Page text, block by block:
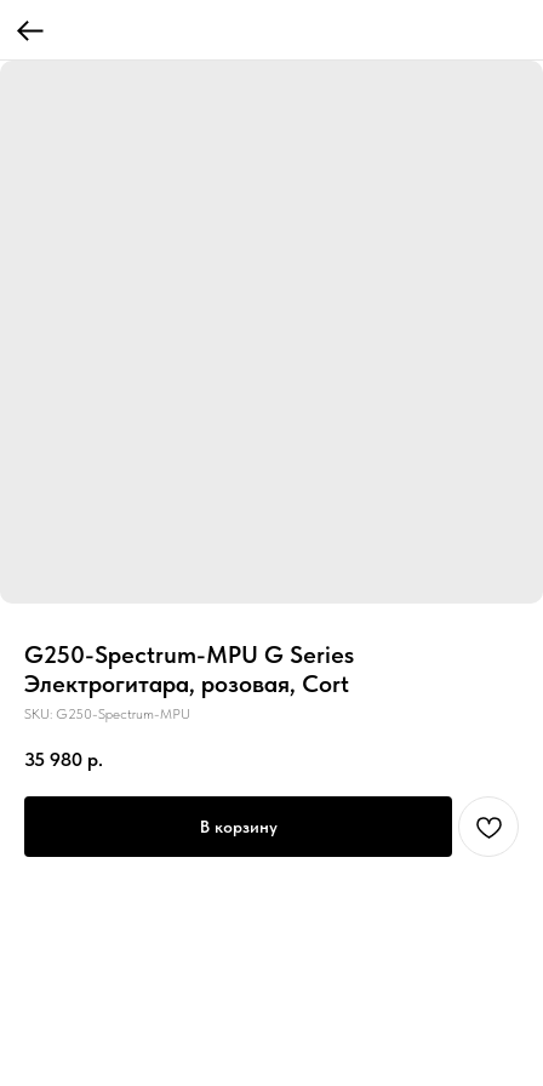
G250-Spectrum-MPU G Series
Электрогитара, розовая, Cort
SKU: G250-Spectrum-MPU
35 980 р.
В корзину